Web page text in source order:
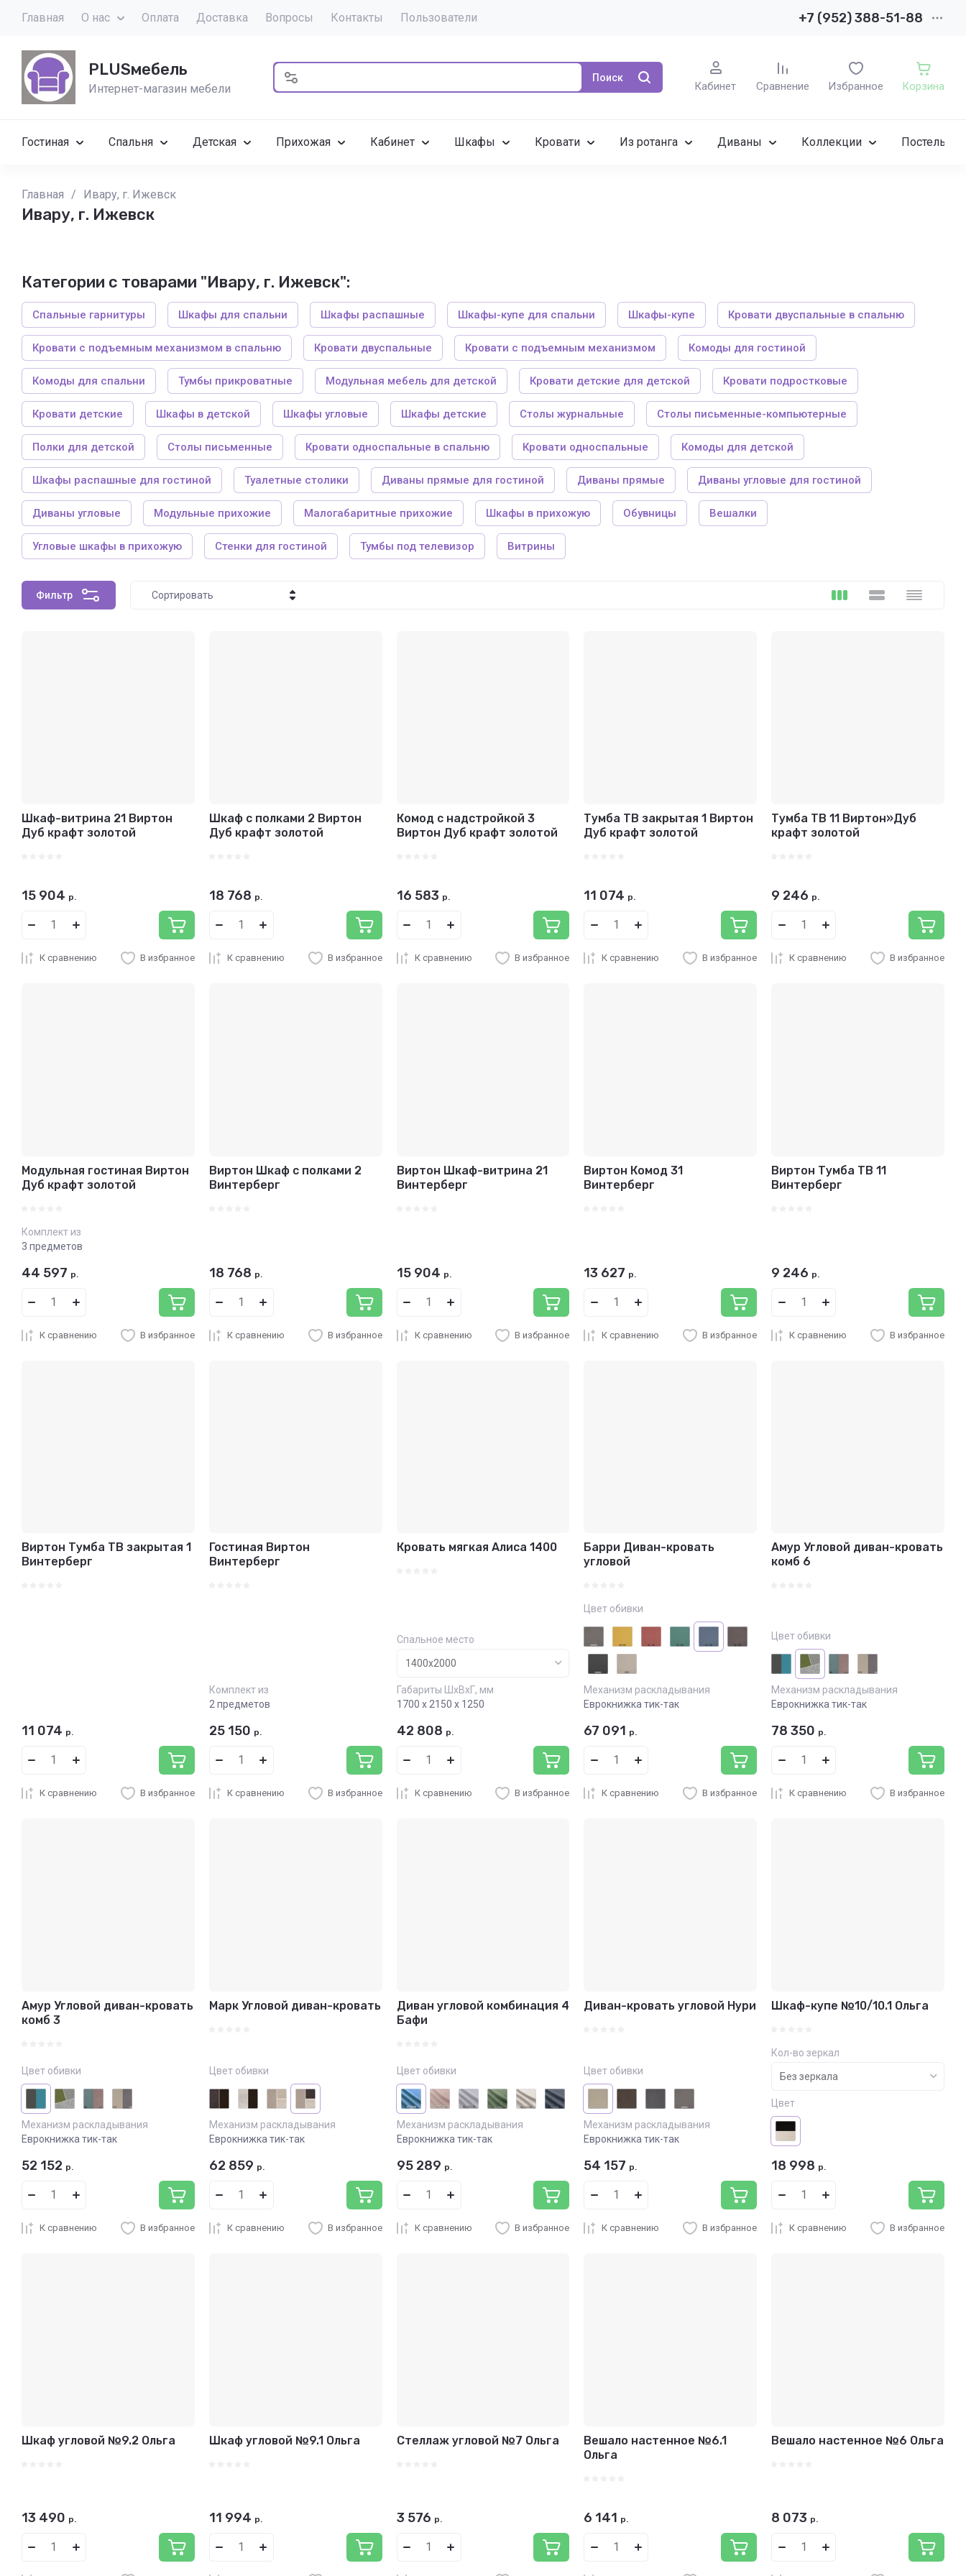
Главная О нас Оплата Доставка Вопросы Контакты Пользователи +7 (952) 388-51-88
PLUSмебель
Интернет-магазин мебели
Поиск
Кабинет Сравнение Избранное Корзина
Гостиная Спальня Детская Прихожая Кабинет Шкафы Кровати Из ротанга Диваны Коллекции
Главная / Ивару, г. Ижевск
Ивару, г. Ижевск
Категории с товарами "Ивару, г. Ижевск":
Спальные гарнитуры Шкафы для спальни Шкафы распашные Шкафы-купе для спальни Шкафы-купе Кровати двуспальные в спальню
Кровати с подъемным механизмом в спальню Кровати двуспальные Кровати с подъемным механизмом Комоды для гостиной
Комоды для спальни Тумбы прикроватные Модульная мебель для детской Кровати детские для детской Кровати подростковые
Кровати детские Шкафы в детской Шкафы угловые Шкафы детские Столы журнальные Столы письменные-компьютерные
Полки для детской Столы письменные Кровати односпальные в спальню Кровати односпальные Комоды для детской
Шкафы распашные для гостиной Туалетные столики Диваны прямые для гостиной Диваны прямые Диваны угловые для гостиной
Диваны угловые Модульные прихожие Малогабаритные прихожие Шкафы в прихожую Обувницы Вешалки
Угловые шкафы в прихожую Стенки для гостиной Тумбы под телевизор Витрины
Фильтр Сортировать
Шкаф-витрина 21 Виртон
Дуб крафт золотой
15 904 р.
К сравнению В избранное
Шкаф с полками 2 Виртон
Дуб крафт золотой
18 768 р.
К сравнению В избранное
Комод с надстройкой 3
Виртон Дуб крафт золотой
16 583 р.
К сравнению В избранное
Тумба ТВ закрытая 1 Виртон
Дуб крафт золотой
11 074 р.
К сравнению В избранное
Тумба ТВ 11 Виртон»Дуб
крафт золотой
9 246 р.
К сравнению В избранное
Модульная гостиная Виртон
Дуб крафт золотой
Комплект из
3 предметов
44 597 р.
К сравнению В избранное
Виртон Шкаф с полками 2
Винтерберг
18 768 р.
К сравнению В избранное
Виртон Шкаф-витрина 21
Винтерберг
15 904 р.
К сравнению В избранное
Виртон Комод 31
Винтерберг
13 627 р.
К сравнению В избранное
Виртон Тумба ТВ 11
Винтерберг
9 246 р.
К сравнению В избранное
Виртон Тумба ТВ закрытая 1
Винтерберг
11 074 р.
К сравнению В избранное
Гостиная Виртон
Винтерберг
Комплект из
2 предметов
25 150 р.
К сравнению В избранное
Кровать мягкая Алиса 1400
Спальное место
Габариты ШхВхГ, мм
1700 х 2150 х 1250
42 808 р.
К сравнению В избранное
Барри Диван-кровать
угловой
Цвет обивки
Механизм раскладывания
Еврокнижка тик-так
67 091 р.
К сравнению В избранное
Амур Угловой диван-кровать
комб 6
Цвет обивки
Механизм раскладывания
Еврокнижка тик-так
78 350 р.
К сравнению В избранное
Амур Угловой диван-кровать
комб 3
Цвет обивки
Механизм раскладывания
Еврокнижка тик-так
52 152 р.
К сравнению В избранное
Марк Угловой диван-кровать
Цвет обивки
Механизм раскладывания
Еврокнижка тик-так
62 859 р.
К сравнению В избранное
Диван угловой комбинация 4
Бафи
Цвет обивки
Механизм раскладывания
Еврокнижка тик-так
95 289 р.
К сравнению В избранное
Диван-кровать угловой Нури
Цвет обивки
Механизм раскладывания
Еврокнижка тик-так
54 157 р.
К сравнению В избранное
Шкаф-купе №10/10.1 Ольга
Кол-во зеркал
Цвет
18 998 р.
К сравнению В избранное
Шкаф угловой №9.2 Ольга
13 490 р.
Шкаф угловой №9.1 Ольга
11 994 р.
Стеллаж угловой №7 Ольга
3 576 р.
Вешало настенное №6.1
Ольга
6 141 р.
Вешало настенное №6 Ольга
8 073 р.